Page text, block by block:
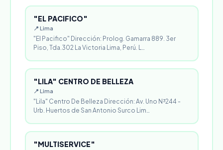
"EL PACIFICO"
📍 Lima
"El Pacifico" Dirección: Prolog. Gamarra 889. 3er
Piso, Tda.302 La Victoria Lima, Perú. L…
"LILA" CENTRO DE BELLEZA
📍 Lima
"Lila" Centro De Belleza Dirección: Av. Uno N³244 -
Urb. Huertos de San Antonio Surco Lim…
"MULTISERVICE"